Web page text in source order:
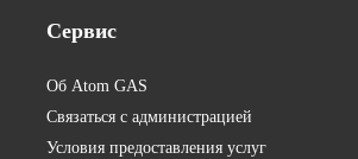
Сервис
Об Atom GAS
Связаться с администрацией
Условия предоставления услуг